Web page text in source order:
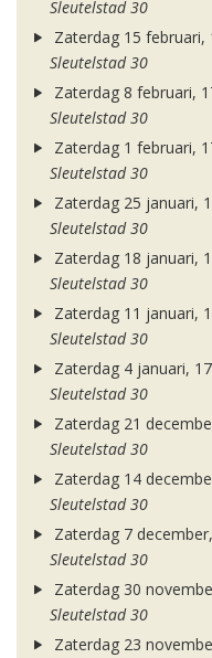
Sleutelstad 30
Zaterdag 15 februari,
Sleutelstad 30
Zaterdag 8 februari,
Sleutelstad 30
Zaterdag 1 februari,
Sleutelstad 30
Zaterdag 25 januari,
Sleutelstad 30
Zaterdag 18 januari,
Sleutelstad 30
Zaterdag 11 januari,
Sleutelstad 30
Zaterdag 4 januari,
Sleutelstad 30
Zaterdag 21
Sleutelstad 30
Zaterdag 14
Sleutelstad 30
Zaterdag 7
Sleutelstad 30
Zaterdag 30
Sleutelstad 30
Zaterdag 23